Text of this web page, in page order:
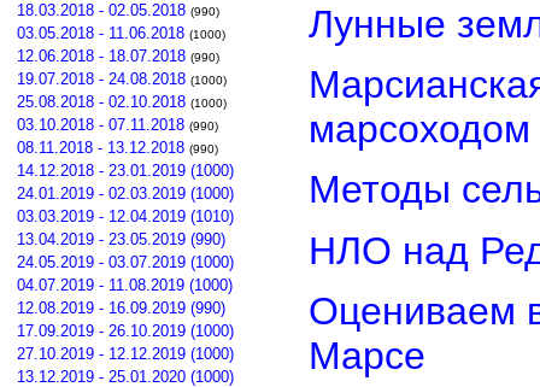
18.03.2018 - 02.05.2018 (990)
03.05.2018 - 11.06.2018 (1000)
12.06.2018 - 18.07.2018 (990)
19.07.2018 - 24.08.2018 (1000)
25.08.2018 - 02.10.2018 (1000)
03.10.2018 - 07.11.2018 (990)
08.11.2018 - 13.12.2018 (990)
14.12.2018 - 23.01.2019 (1000)
24.01.2019 - 02.03.2019 (1000)
03.03.2019 - 12.04.2019 (1010)
13.04.2019 - 23.05.2019 (990)
24.05.2019 - 03.07.2019 (1000)
04.07.2019 - 11.08.2019 (1000)
12.08.2019 - 16.09.2019 (990)
17.09.2019 - 26.10.2019 (1000)
27.10.2019 - 12.12.2019 (1000)
13.12.2019 - 25.01.2020 (1000)
Лунные
марсоходом
Методы
НЛО над
Оцениваем
Марсе